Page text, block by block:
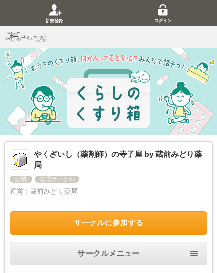
新規登録 ログイン
やくざいし（薬剤師）の寺子屋 by 蔵前みどり薬
局
公開 公式サークル
運営： 蔵前みどり薬局
サークルに参加する
サークルメニュー